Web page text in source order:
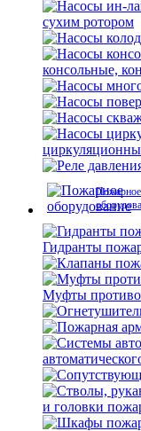
сухим ротором
консольные,
Пожарное
Гидранты
Муфты
и головки